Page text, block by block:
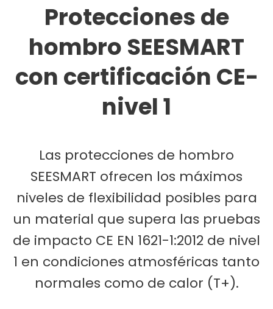
Protecciones de
hombro SEESMART
con certificación CE-
nivel 1
Las protecciones de hombro
SEESMART ofrecen los máximos
niveles de flexibilidad posibles para
un material que supera las pruebas
de impacto CE EN 1621-1:2012 de nivel
1 en condiciones atmosféricas tanto
normales como de calor (T+).